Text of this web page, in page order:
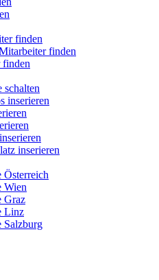
finden
finden
schalten
inserieren
inserieren
Österreich
Wien
Graz
Linz
Salzburg